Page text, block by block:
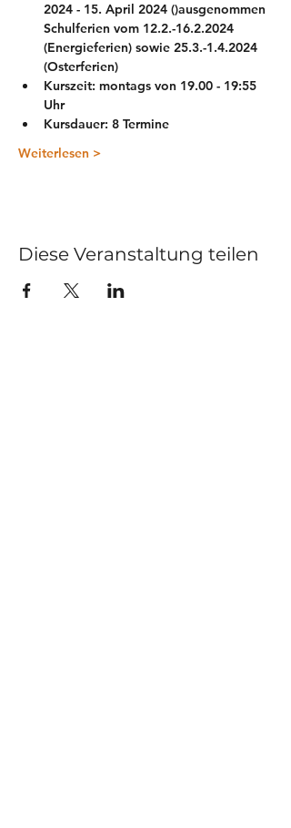
2024 - 15. April 2024 ()ausgenommen
Schulferien vom 12.2.-16.2.2024
(Energieferien) sowie 25.3.-1.4.2024
(Osterferien)
Kurszeit: montags von 19.00 - 19:55
Uhr
Kursdauer: 8 Termine
Weiterlesen >
Diese Veranstaltung teilen